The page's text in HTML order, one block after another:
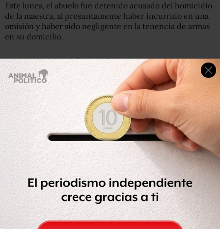
Este lunes, el abuelo fue detenido acusado del homicidio
de la maestra, al presuntamente haber incurrido en una
omisión y haber sido negligente en la tenencia de armas
en su domicilio.
Nieto dijo que José Ángel “N” tiene un flujo de 121
millones de pesos en efectivo hacia empresas.